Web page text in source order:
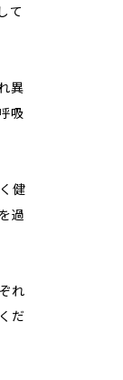
て
異
吸
健
過
れ
だ